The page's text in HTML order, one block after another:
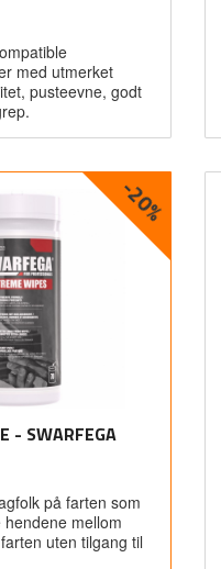
mer
med utmerket
pusteevne, godt
- SWARFEGA
-20%
på farten som
mellom
uten tilgang til